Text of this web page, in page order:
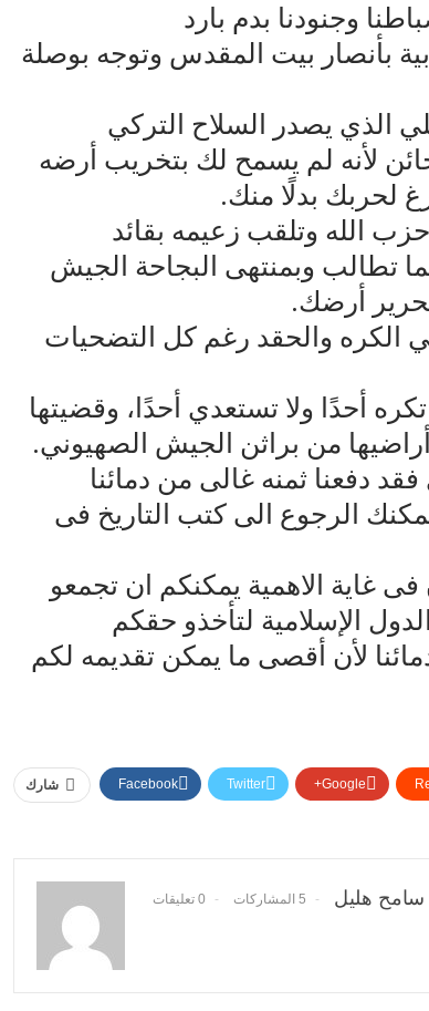
وجنودنا بدم بارد
بأنصار بيت المقدس وتوجه بوصلة
الذي يصدر السلاح التركي
لأنه لم يسمح لك بتخريب أرضه
لحربك بدلًا منك.
الله وتلقب زعيمه بقائد
تطالب وبمنتهى البجاحة الجيش
أرضك.
الكره والحقد رغم كل التضحيات
أحدًا ولا تستعدي أحدًا، وقضيتها
من براثن الجيش الصهيوني.
دفعنا ثمنه غالى من دمائنا
الرجوع الى كتب التاريخ فى
غاية الاهمية يمكنكم ان تجمعو
الإسلامية لتأخذو حقكم
لأن أقصى ما يمكن تقديمه لكم
شارك Facebook Twitter Google+
سامح هليل 5 المشاركات 0 تعليقات